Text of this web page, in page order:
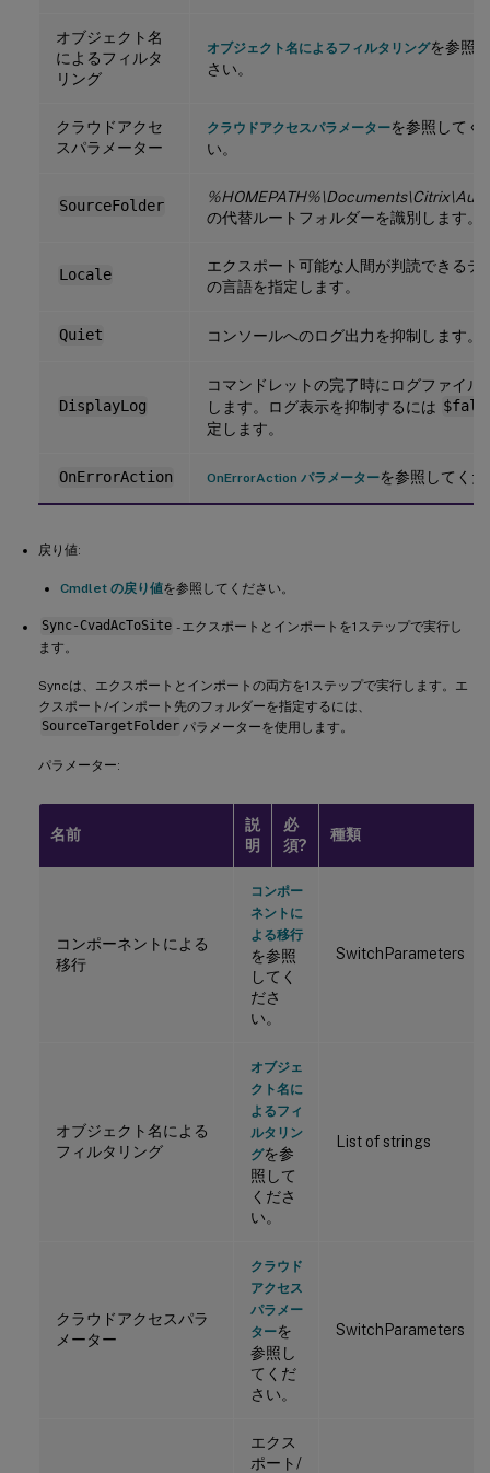
オブジェクト名
によるフィルタ
リング
オブジェクト名によるフィルタリングを参照
さい。
クラウドアクセ
スパラメーター
クラウドアクセスパラメーターを参照してく
い。
SourceFolder
の代替ルートフォルダーを識別します。
Locale
エクスポート可能な人間が判読できるテ
の言語を指定します。
Quiet コンソールへのログ出力を抑制します。
DisplayLog
コマンドレットの完了時にログファイル
します。ログ表示を抑制するには
定します。
OnErrorAction OnErrorAction パラメーターを参照してく
戻り値:
Cmdlet の戻り値を参照してください。
Sync-CvadAcToSite - エクスポートとインポートを1ステップで実行し
ます。
Syncは、エクスポートとインポートの両方を1ステップで実行します。エ
クスポート/インポート先のフォルダーを指定するには、
SourceTargetFolder パラメーターを使用します。
パラメーター:
名前
説
明
必
須?
種類
コンポーネントによる
移行
コンポー
ネントに
よる移行
を参照
してく
ださ
い。
SwitchParameters
オブジェクト名による
フィルタリング
オブジェ
クト名に
よるフィ
ルタリン
グを参
照して
くださ
い。
List of strings
クラウドアクセスパラ
メーター
クラウド
アクセス
パラメー
ターを
参照し
てくだ
さい。
SwitchParameters
エクス
ポート/